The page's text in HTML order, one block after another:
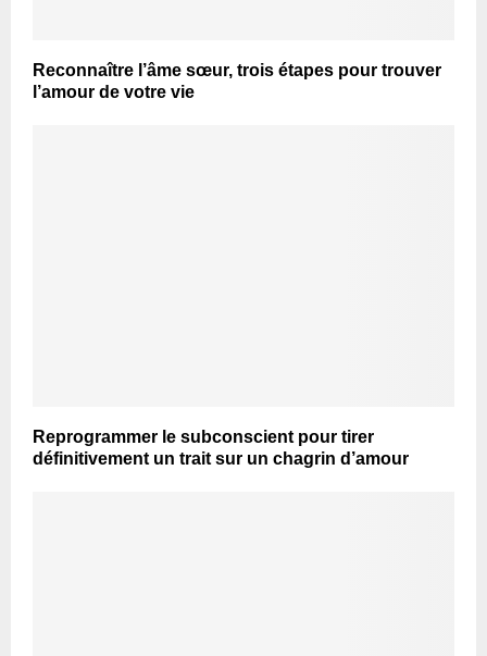
Reconnaître l’âme sœur, trois étapes pour trouver
l’amour de votre vie
Reprogrammer le subconscient pour tirer
définitivement un trait sur un chagrin d’amour